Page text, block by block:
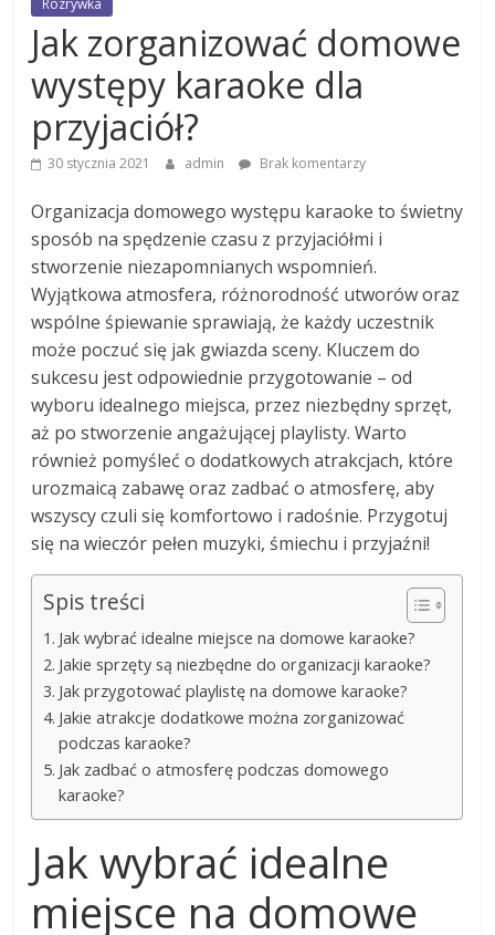
Rozrywka
Jak zorganizować domowe
występy karaoke dla
przyjaciół?
30 stycznia 2021 admin Brak komentarzy
Organizacja domowego występu karaoke to świetny
sposób na spędzenie czasu z przyjaciółmi i
stworzenie niezapomnianych wspomnień.
Wyjątkowa atmosfera, różnorodność utworów oraz
wspólne śpiewanie sprawiają, że każdy uczestnik
może poczuć się jak gwiazda sceny. Kluczem do
sukcesu jest odpowiednie przygotowanie – od
wyboru idealnego miejsca, przez niezbędny sprzęt,
aż po stworzenie angażującej playlisty. Warto
również pomyśleć o dodatkowych atrakcjach, które
urozmaicą zabawę oraz zadbać o atmosferę, aby
wszyscy czuli się komfortowo i radośnie. Przygotuj
się na wieczór pełen muzyki, śmiechu i przyjaźni!
Spis treści
Jak wybrać idealne miejsce na domowe karaoke?
Jakie sprzęty są niezbędne do organizacji karaoke?
Jak przygotować playlistę na domowe karaoke?
Jakie atrakcje dodatkowe można zorganizować
podczas karaoke?
Jak zadbać o atmosferę podczas domowego
karaoke?
Jak wybrać idealne
miejsce na domowe